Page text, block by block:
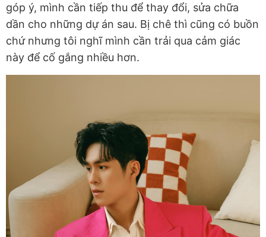
góp ý, mình cần tiếp thu để thay đổi, sửa chữa
dần cho những dự án sau. Bị chê thì cũng có buồn
chứ nhưng tôi nghĩ mình cần trải qua cảm giác
này để cố gắng nhiều hơn.